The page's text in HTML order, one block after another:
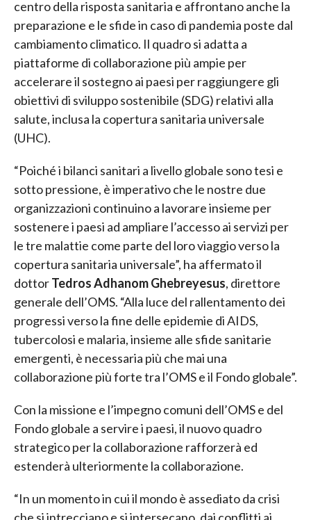
centro della risposta sanitaria e affrontano anche la
preparazione e le sfide in caso di pandemia poste dal
cambiamento climatico. Il quadro si adatta a
piattaforme di collaborazione più ampie per
accelerare il sostegno ai paesi per raggiungere gli
obiettivi di sviluppo sostenibile (SDG) relativi alla
salute, inclusa la copertura sanitaria universale
(UHC).
“Poiché i bilanci sanitari a livello globale sono tesi e
sotto pressione, è imperativo che le nostre due
organizzazioni continuino a lavorare insieme per
sostenere i paesi ad ampliare l’accesso ai servizi per
le tre malattie come parte del loro viaggio verso la
copertura sanitaria universale”, ha affermato il
dottorTedros Adhanom Ghebreyesus, direttore
generale dell’OMS. “Alla luce del rallentamento dei
progressi verso la fine delle epidemie di AIDS,
tubercolosi e malaria, insieme alle sfide sanitarie
emergenti, è necessaria più che mai una
collaborazione più forte tra l’OMS e il Fondo globale”.
Con la missione e l’impegno comuni dell’OMS e del
Fondo globale a servire i paesi, il nuovo quadro
strategico per la collaborazione rafforzerà ed
estenderà ulteriormente la collaborazione.
“In un momento in cui il mondo è assediato da crisi